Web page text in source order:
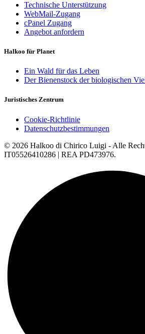
Technische Unterstützung
WebMail-Zugang
cPanel Zugang
Angebot anfordern
Halkoo für Planet
Ein Wald für das Leben
Der Bienenstock der biologischen
Juristisches Zentrum
Cookie-Richtlinie
Datenschutzbestimmungen
© 2026 Halkoo di Chirico Luigi - Alle
IT05526410286 | REA PD473976.